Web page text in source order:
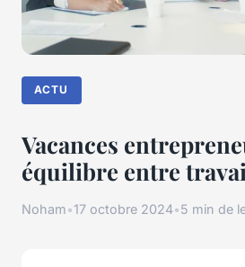
ACTU
Vacances
équilibre entre
Noham•17 octobre 2024•5 min de